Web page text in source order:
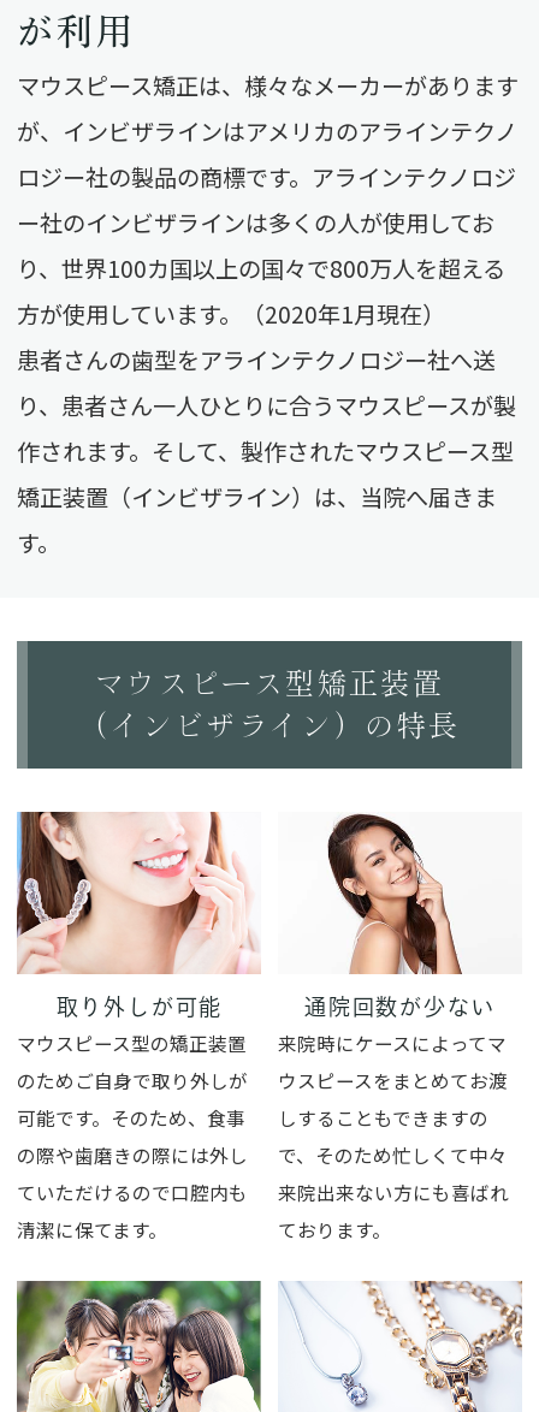
が利用
マウスピース矯正は、様々なメーカーがあります
が、インビザラインはアメリカのアラインテクノ
ロジー社の製品の商標です。アラインテクノロジ
ー社のインビザラインは多くの人が使用してお
り、世界100カ国以上の国々で800万人を超える
方が使用しています。（2020年1月現在）
患者さんの歯型をアラインテクノロジー社へ送
り、患者さん一人ひとりに合うマウスピースが製
作されます。そして、製作されたマウスピース型
矯正装置（インビザライン）は、当院へ届きま
す。
マウスピース型矯正装置
（インビザライン）の特長
取り外しが可能
マウスピース型の矯正装置
のためご自身で取り外しが
可能です。そのため、食事
の際や歯磨きの際には外し
ていただけるので口腔内も
清潔に保てます。
通院回数が少ない
来院時にケースによってマ
ウスピースをまとめてお渡
しすることもできますの
で、そのため忙しくて中々
来院出来ない方にも喜ばれ
ております。